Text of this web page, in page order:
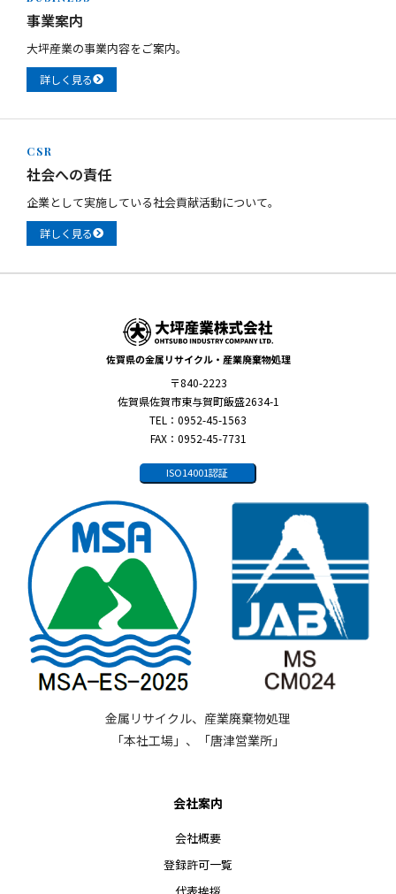
事業案内
大坪産業の事業内容をご案内。
詳しく見る
CSR
社会への責任
企業として実施している社会貢献活動について。
詳しく見る
佐賀県の金属リサイクル・産業廃棄物処理
〒840-2223
佐賀県佐賀市東与賀町飯盛2634-1
TEL：0952-45-1563
FAX：0952-45-7731
ISO14001認証
金属リサイクル、産業廃棄物処理
「本社工場」、「唐津営業所」
会社案内
会社概要
登録許可一覧
代表挨拶